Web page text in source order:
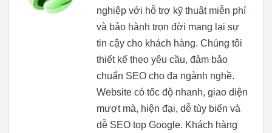
nghiệp với hỗ trợ kỹ thuật miễn phí
và bảo hành trọn đời mang lại sự
tin cậy cho khách hàng. Chúng tôi
thiết kế theo yêu cầu, đảm bảo
chuẩn SEO cho đa ngành nghề.
Website có tốc độ nhanh, giao diện
mượt mà, hiện đại, dễ tùy biến và
dễ SEO top Google. Khách hàng